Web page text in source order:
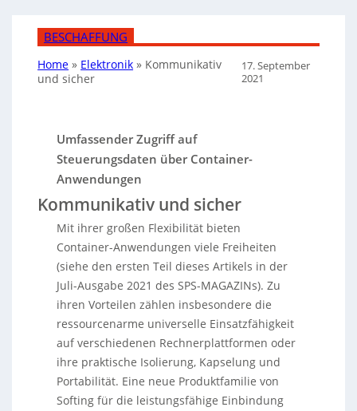
BESCHAFFUNG
Home » Elektronik » Kommunikativ
und sicher
17. September
2021
Umfassender Zugriff auf
Steuerungsdaten über Container-
Anwendungen
Kommunikativ und sicher
Mit ihrer großen Flexibilität bieten
Container-Anwendungen viele Freiheiten
(siehe den ersten Teil dieses Artikels in der
Juli-Ausgabe 2021 des SPS-MAGAZINs). Zu
ihren Vorteilen zählen insbesondere die
ressourcenarme universelle Einsatzfähigkeit
auf verschiedenen Rechnerplattformen oder
ihre praktische Isolierung, Kapselung und
Portabilität. Eine neue Produktfamilie von
Softing für die leistungsfähige Einbindung